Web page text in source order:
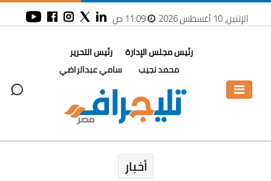
الإثنين، 10 أغسطس 2026 11:09 ص
رئيس مجلس الإدارة
محمد نجيب
رئيس التحرير
سامي عبدالراضي
أخبار